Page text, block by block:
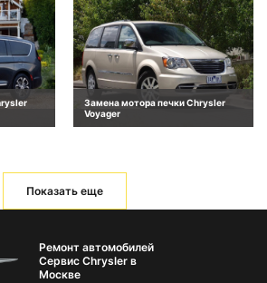
Замена мотора печки Chrysler
Voyager
Показать еще
Ремонт автомобилей
Сервис Chrysler в
Москве